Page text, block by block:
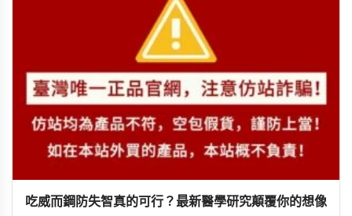
吃威而鋼防失智真的可行？最新醫學研究顛覆你的想像